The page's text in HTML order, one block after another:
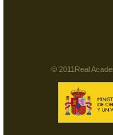
© 2011Real